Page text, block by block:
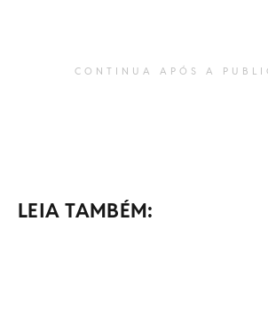
CONTINUA APÓS A
LEIA TAMBÉM: